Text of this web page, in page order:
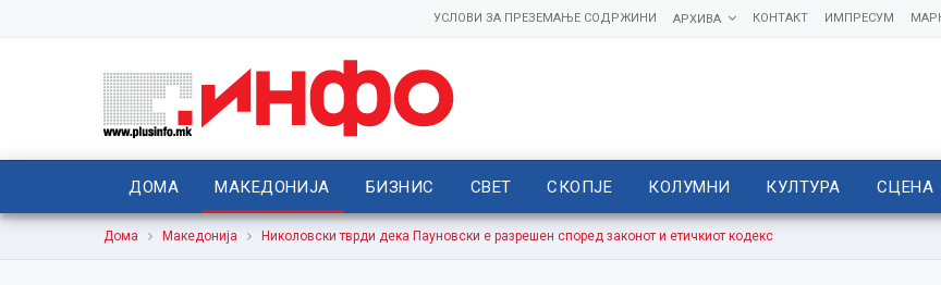
ИМПРЕСУМ
КОНТАКТ
АРХИВА
УСЛОВИ ЗА ПРЕЗЕМАЊЕ СОДРЖИНИ
ДОМА МАКЕДОНИЈА БИЗНИС СВЕТ СКОПЈЕ КОЛУМНИ КУЛТУРА СЦЕНА
Дома Македонија Николовски тврди дека Пауновски е разрешен според законот и етичкиот кодекс